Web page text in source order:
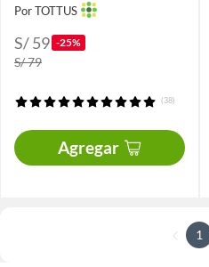
Por TOTTUS
S/ 59 -25%
S/ 79
(38)
Agregar
1